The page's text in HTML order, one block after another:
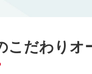
こだわりオ